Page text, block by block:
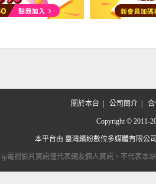
關於本台 公司簡介| 合
Copyright © 2011-
本平台由 臺灣繽紛數位多媒體有限公
ip電視影片資訊僅代表網友個人資訊，不代表本